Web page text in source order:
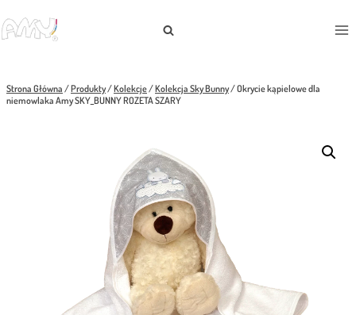
do
treści
Strona Główna /Produkty/Kolekcje/Kolekcja Sky Bunny/Okrycie kąpielowe dla
niemowlaka Amy SKY_BUNNY ROZETA SZARY